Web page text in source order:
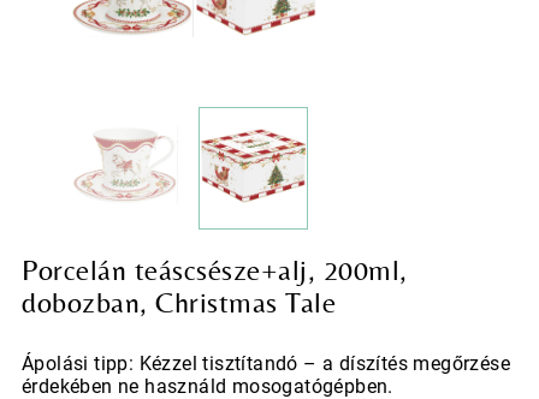
Porcelán teáscsésze+alj, 200ml,
dobozban, Christmas Tale
Ápolási tipp: Kézzel tisztítandó – a díszítés megőrzése
érdekében ne használd mosogatógépben.